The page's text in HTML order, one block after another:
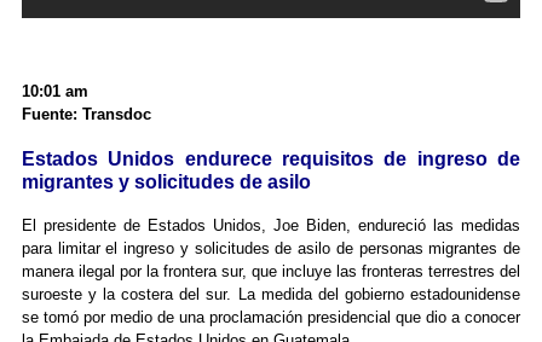
10:01 am
Fuente: Transdoc
Estados Unidos endurece requisitos de ingreso de
migrantes y solicitudes de asilo
El presidente de Estados Unidos, Joe Biden, endureció las medidas
para limitar el ingreso y solicitudes de asilo de personas migrantes de
manera ilegal por la frontera sur, que incluye las fronteras terrestres del
suroeste y la costera del sur. La medida del gobierno estadounidense
se tomó por medio de una proclamación presidencial que dio a conocer